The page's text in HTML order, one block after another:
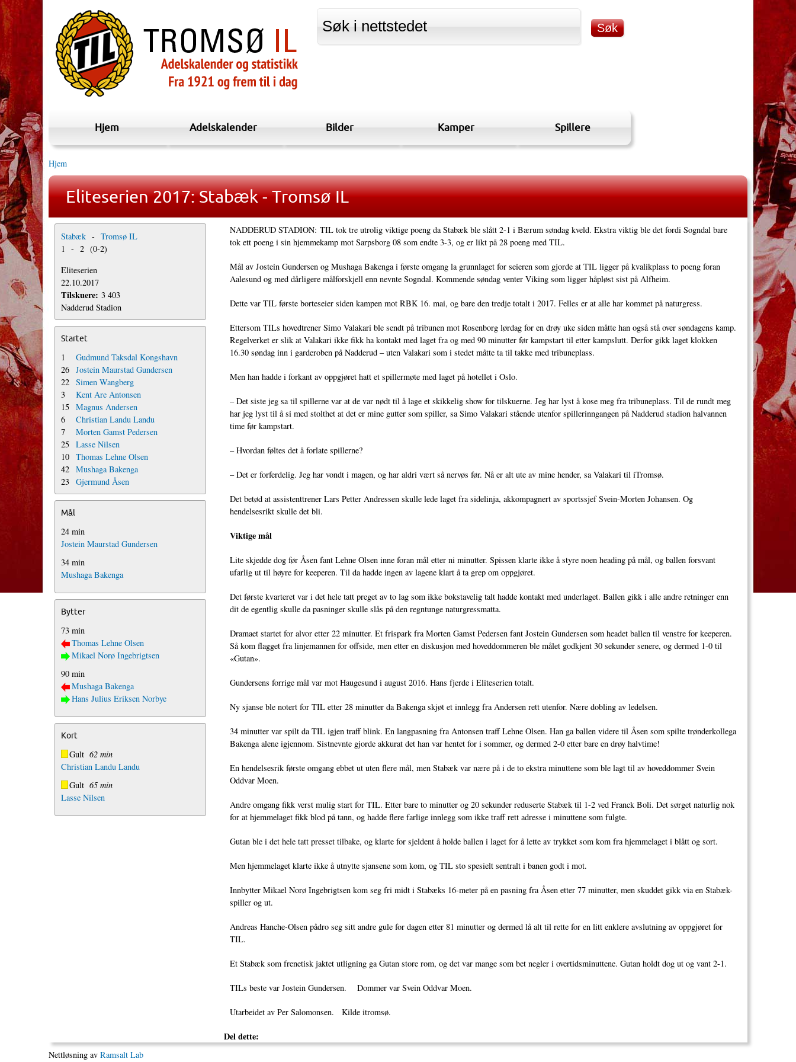
Hjem Adelskalender Bilder Kamper Spillere
Hjem
Eliteserien 2017: Stabæk - Tromsø IL
Stabæk - Tromsø IL
1 - 2 (0-2)
Eliteserien
22.10.2017
Tilskuere: 3 403
Nadderud Stadion
Startet
1
Gudmund Taksdal Kongshavn
26 Jostein Maurstad Gundersen
22 Simen Wangberg
3
Kent Are Antonsen
15 Magnus Andersen
6
Christian Landu Landu
7
Morten Gamst Pedersen
25 Lasse Nilsen
10 Thomas Lehne Olsen
42 Mushaga Bakenga
23 Gjermund Åsen
Mål
24 min
Jostein Maurstad Gundersen
34 min
Mushaga Bakenga
Bytter
73 min
Thomas Lehne Olsen
Mikael Norø Ingebrigtsen
90 min
Mushaga Bakenga
Hans Julius Eriksen Norbye
Kort
Gult 62 min
Christian Landu Landu
Gult 65 min
Lasse Nilsen
NADDERUD STADION: TIL tok tre utrolig viktige poeng da Stabæk ble slått 2-1 i Bærum søndag kveld. Ekstra viktig ble det fordi Sogndal bare
tok ett poeng i sin hjemmekamp mot Sarpsborg 08 som endte 3-3, og er likt på 28 poeng med TIL.
Mål av Jostein Gundersen og Mushaga Bakenga i første omgang la grunnlaget for seieren som gjorde at TIL ligger på kvalikplass to poeng foran
Aalesund og med dårligere målforskjell enn nevnte Sogndal. Kommende søndag venter Viking som ligger håpløst sist på Alfheim.
Dette var TIL første borteseier siden kampen mot RBK 16. mai, og bare den tredje totalt i 2017. Felles er at alle har kommet på naturgress.
Ettersom TILs hovedtrener Simo Valakari ble sendt på tribunen mot Rosenborg lørdag for en drøy uke siden måtte han også stå over søndagens kamp.
Regelverket er slik at Valakari ikke fikk ha kontakt med laget fra og med 90 minutter før kampstart til etter kampslutt. Derfor gikk laget klokken
16.30 søndag inn i garderoben på Nadderud – uten Valakari som i stedet måtte ta til takke med tribuneplass.
Men han hadde i forkant av oppgjøret hatt et spillermøte med laget på hotellet i Oslo.
– Det siste jeg sa til spillerne var at de var nødt til å lage et skikkelig show for tilskuerne. Jeg har lyst å kose meg fra tribuneplass. Til de rundt meg
har jeg lyst til å si med stolthet at det er mine gutter som spiller, sa Simo Valakari stående utenfor spillerinngangen på Nadderud stadion halvannen
time før kampstart.
– Hvordan føltes det å forlate spillerne?
– Det er forferdelig. Jeg har vondt i magen, og har aldri vært så nervøs før. Nå er alt ute av mine hender, sa Valakari til iTromsø.
Det betød at assistenttrener Lars Petter Andressen skulle lede laget fra sidelinja, akkompagnert av sportssjef Svein-Morten Johansen. Og
hendelsesrikt skulle det bli.
Viktige mål
Lite skjedde dog før Åsen fant Lehne Olsen inne foran mål etter ni minutter. Spissen klarte ikke å styre noen heading på mål, og ballen forsvant
ufarlig ut til høyre for keeperen. Til da hadde ingen av lagene klart å ta grep om oppgjøret.
Det første kvarteret var i det hele tatt preget av to lag som ikke bokstavelig talt hadde kontakt med underlaget. Ballen gikk i alle andre retninger enn
dit de egentlig skulle da pasninger skulle slås på den regntunge naturgressmatta.
Dramaet startet for alvor etter 22 minutter. Et frispark fra Morten Gamst Pedersen fant Jostein Gundersen som headet ballen til venstre for keeperen.
Så kom flagget fra linjemannen for offside, men etter en diskusjon med hoveddommeren ble målet godkjent 30 sekunder senere, og dermed 1-0 til
«Gutan».
Gundersens forrige mål var mot Haugesund i august 2016. Hans fjerde i Eliteserien totalt.
Ny sjanse ble notert for TIL etter 28 minutter da Bakenga skjøt et innlegg fra Andersen rett utenfor. Nære dobling av ledelsen.
34 minutter var spilt da TIL igjen traff blink. En langpasning fra Antonsen traff Lehne Olsen. Han ga ballen videre til Åsen som spilte trønderkollega
Bakenga alene igjennom. Sistnevnte gjorde akkurat det han var hentet for i sommer, og dermed 2-0 etter bare en drøy halvtime!
En hendelsesrik første omgang ebbet ut uten flere mål, men Stabæk var nære på i de to ekstra minuttene som ble lagt til av hoveddommer Svein
Oddvar Moen.
Andre omgang fikk verst mulig start for TIL. Etter bare to minutter og 20 sekunder reduserte Stabæk til 1-2 ved Franck Boli. Det sørget naturlig nok
for at hjemmelaget fikk blod på tann, og hadde flere farlige innlegg som ikke traff rett adresse i minuttene som fulgte.
Gutan ble i det hele tatt presset tilbake, og klarte for sjeldent å holde ballen i laget for å lette av trykket som kom fra hjemmelaget i blått og sort.
Men hjemmelaget klarte ikke å utnytte sjansene som kom, og TIL sto spesielt sentralt i banen godt i mot.
Innbytter Mikael Norø Ingebrigtsen kom seg fri midt i Stabæks 16-meter på en pasning fra Åsen etter 77 minutter, men skuddet gikk via en Stabæk-
spiller og ut.
Andreas Hanche-Olsen pådro seg sitt andre gule for dagen etter 81 minutter og dermed lå alt til rette for en litt enklere avslutning av oppgjøret for
TIL.
Et Stabæk som frenetisk jaktet utligning ga Gutan store rom, og det var mange som bet negler i overtidsminuttene. Gutan holdt dog ut og vant 2-1.
TILs beste var Jostein Gundersen. Dommer var Svein Oddvar Moen.
Utarbeidet av Per Salomonsen. Kilde itromsø.
Del dette:
Nettløsning av Ramsalt Lab